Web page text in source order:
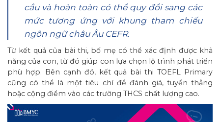
cầu và hoàn toàn có thể quy đổi sang các
mức tương ứng với khung tham chiếu
ngôn ngữ châu Âu CEFR.
Từ kết quả của bài thi, bố mẹ có thể xác định được khả
năng của con, từ đó giúp con lựa chọn lộ trình phát triển
phù hợp. Bên cạnh đó, kết quả bài thi TOEFL Primary
cũng có thể là một tiêu chí để đánh giá, tuyển thẳng
hoặc cộng điểm vào các trường THCS chất lượng cao.